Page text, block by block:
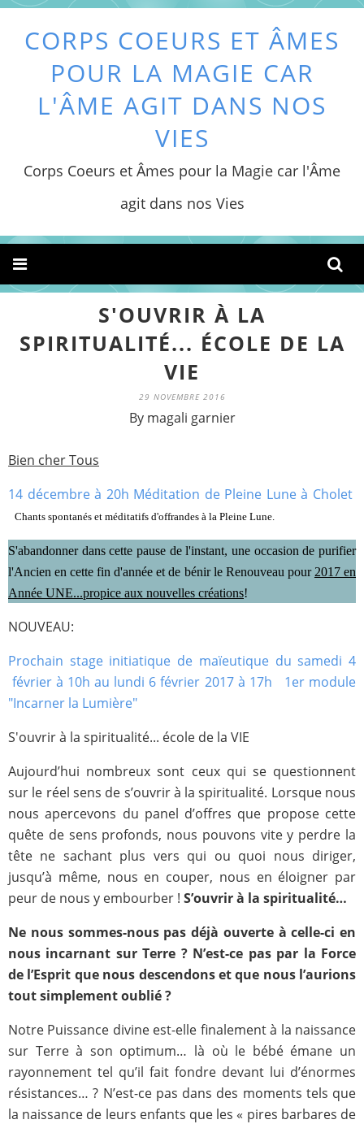
CORPS COEURS ET ÂMES
POUR LA MAGIE CAR
L'ÂME AGIT DANS NOS
VIES
Corps Coeurs et Âmes pour la Magie car l'Âme
agit dans nos Vies
S'OUVRIR À LA
SPIRITUALITÉ... ÉCOLE DE LA
VIE
29 NOVEMBRE 2016
By magali garnier
Bien cher Tous
14 décembre à 20h Méditation de Pleine Lune à Cholet
Chants spontanés et méditatifs d'offrandes à la Pleine Lune.
S'abandonner dans cette pause de l'instant, une occasion de purifier
l'Ancien en cette fin d'année et de bénir le Renouveau pour 2017 en
Année UNE...propice aux nouvelles créations!
NOUVEAU:
Prochain stage initiatique de maïeutique du samedi 4
février à 10h au lundi 6 février 2017 à 17h 1er module
"Incarner la Lumière"
S'ouvrir à la spiritualité... école de la VIE
Aujourd’hui nombreux sont ceux qui se questionnent
sur le réel sens de s’ouvrir à la spiritualité. Lorsque nous
nous apercevons du panel d’offres que propose cette
quête de sens profonds, nous pouvons vite y perdre la
tête ne sachant plus vers qui ou quoi nous diriger,
jusqu’à même, nous en couper, nous en éloigner par
peur de nous y embourber ! S’ouvrir à la spiritualité…
Ne nous sommes-nous pas déjà ouverte à celle-ci en
nous incarnant sur Terre ? N’est-ce pas par la Force
de l’Esprit que nous descendons et que nous l’aurions
tout simplement oublié ?
Notre Puissance divine est-elle finalement à la naissance
sur Terre à son optimum… là où le bébé émane un
rayonnement tel qu’il fait fondre devant lui d’énormes
résistances… ? N’est-ce pas dans des moments tels que
la naissance de leurs enfants que les « pires barbares de